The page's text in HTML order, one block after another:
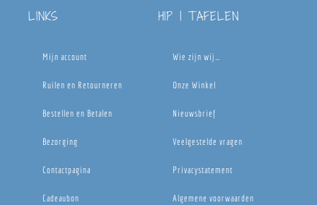
LINKS
Mijn account
Ruilen en Retourneren
Bestellen en Betalen
Bezorging
Contactpagina
Cadeaubon
HIP | TAFELEN
Wie zijn wij…
Onze Winkel
Nieuwsbrief
Veelgestelde vragen
Privacystatement
Algemene voorwaarden